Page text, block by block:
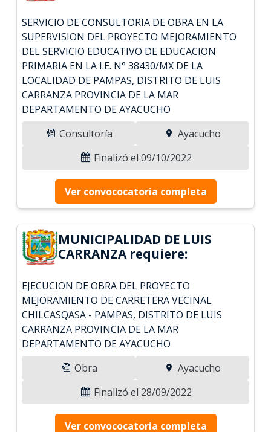
SERVICIO DE CONSULTORIA DE OBRA EN LA
SUPERVISION DEL PROYECTO MEJORAMIENTO
DEL SERVICIO EDUCATIVO DE EDUCACION
PRIMARIA EN LA I.E. N° 38430/MX DE LA
LOCALIDAD DE PAMPAS, DISTRITO DE LUIS
CARRANZA PROVINCIA DE LA MAR
DEPARTAMENTO DE AYACUCHO
Consultoría
Ayacucho
Finalizó el 09/10/2022
Ver convococatoria completa
MUNICIPALIDAD DE LUIS
CARRANZA requiere:
EJECUCION DE OBRA DEL PROYECTO
MEJORAMIENTO DE CARRETERA VECINAL
CHILCASQASA - PAMPAS, DISTRITO DE LUIS
CARRANZA PROVINCIA DE LA MAR
DEPARTAMENTO DE AYACUCHO
Obra
Ayacucho
Finalizó el 28/09/2022
Ver convococatoria completa